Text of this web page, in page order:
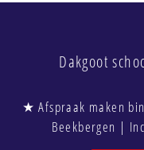
Dakgoot
★ Afspraak maken
Beekbergen |